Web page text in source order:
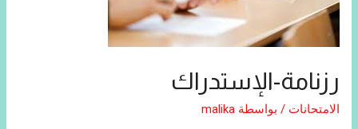
رزنامة-الإستدراك
الامتحانات / بواسطة malika